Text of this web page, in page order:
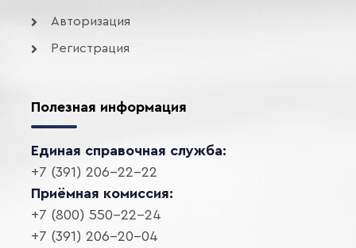
Авторизация
Регистрация
Полезная информация
Единая справочная служба:
+7 (391) 206-22-22
Приёмная комиссия:
+7 (800) 550-22-24
+7 (391) 206-20-04